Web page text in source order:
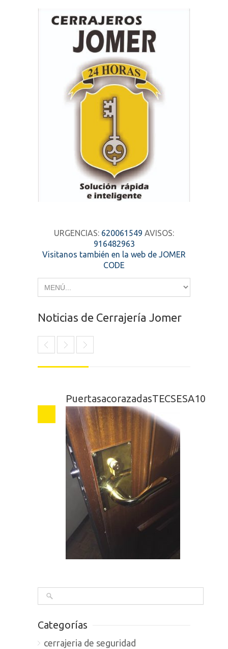
URGENCIAS: 620061549 AVISOS:
916482963
Visitanos también en la web de JOMER
CODE
Noticias de Cerrajería Jomer
PuertasacorazadasTECSESA10
Categorías
cerrajeria de seguridad